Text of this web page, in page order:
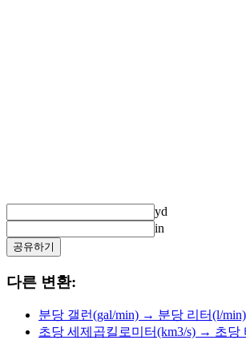
yd
in
공유하기
다른 변환:
분당 갤런(gal/min) → 분당 리터(l/
초당 세제곱킬로미터(km3/s) → 초당